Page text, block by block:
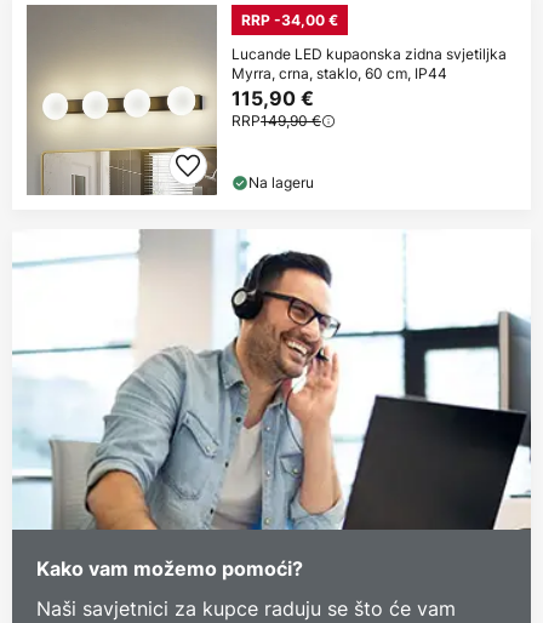
RRP -34,00 €
Lucande LED kupaonska zidna svjetiljka
Myrra, crna, staklo, 60 cm, IP44
115,90 €
RRP149,90 €
Na lageru
Kako vam možemo pomoći?
Naši savjetnici za kupce raduju se što će vam